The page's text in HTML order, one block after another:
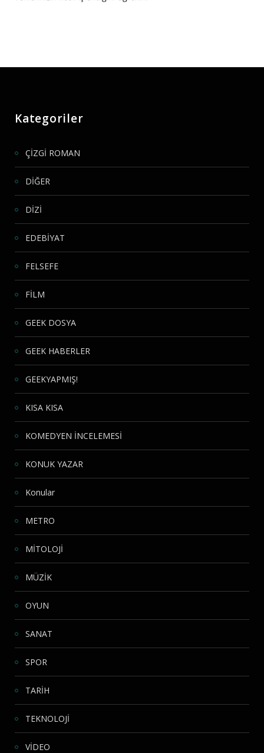
Kategoriler
ÇİZGİ ROMAN
DİĞER
DİZİ
EDEBİYAT
FELSEFE
FİLM
GEEK DOSYA
GEEK HABERLER
GEEKYAPMIŞ!
KISA KISA
KOMEDYEN İNCELEMESİ
KONUK YAZAR
Konular
METRO
MİTOLOJİ
MÜZİK
OYUN
SANAT
SPOR
TARİH
TEKNOLOJİ
VİDEO